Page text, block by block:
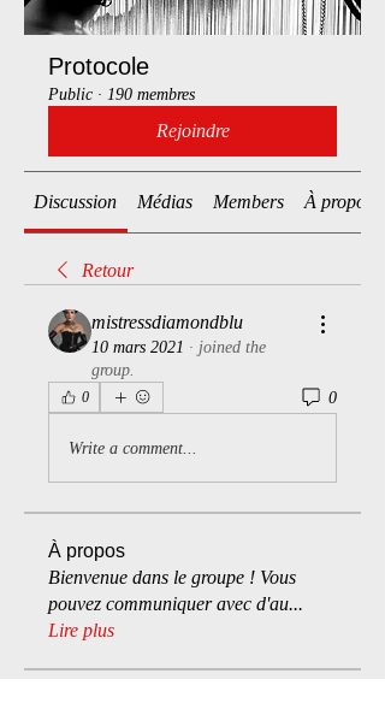
Protocole
Public · 190 membres
Rejoindre
Discussion Médias Members À propos
Retour
mistressdiamondblu
10 mars 2021 · joined the
group.
0 0
Write a comment...
À propos
Bienvenue dans le groupe ! Vous
pouvez communiquer avec d'au...
Lire plus